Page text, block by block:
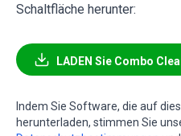
Schaltfläche herunter:
LADEN Sie Combo
Indem Sie Software, die auf
herunterladen, stimmen Sie